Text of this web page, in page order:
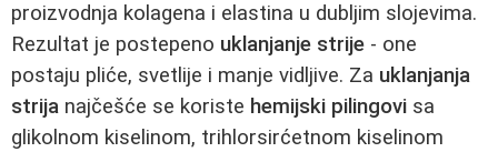
proizvodnja kolagena i elastina u dubljim slojevima.
Rezultat je postepeno uklanjanje strije - one
postaju pliće, svetlije i manje vidljive. Za uklanjanja
strija najčešće se koriste hemijski pilingovi sa
glikolnom kiselinom, trihlorsirćetnom kiselinom